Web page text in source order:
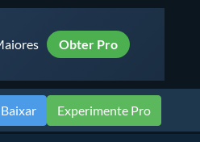
Obter Pro
Baixar Experimente Pro